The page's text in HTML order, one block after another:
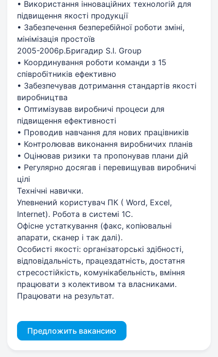
• Використання інноваційних технологій для
підвищення якості продукції
• Забезпечення безперебійної роботи зміні,
мінімізація простоїв
2005-2006р.Бригадир S.I. Group
• Координування роботи команди з 15
співробітників ефективно
• Забезпечував дотримання стандартів якості
виробництва
• Оптимізував виробничі процеси для
підвищення ефективності
• Проводив навчання для нових працівників
• Контролював виконання виробничих планів
• Оцінював ризики та пропонував плани дій
• Регулярно досягав і перевищував виробничі
цілі
Технічні навички.
Упевнений користувач ПК ( Word, Excel,
Internet). Робота в cистемі 1С.
Офісне устаткування (факс, копіювальні
апарати, сканер і так далі).
Особисті якості: організаторські здібності,
відповідальність, працездатність, достатня
стресостійкість, комунікабельність, вміння
працювати з колективом та власниками.
Працювати на результат.
Предложить вакансию